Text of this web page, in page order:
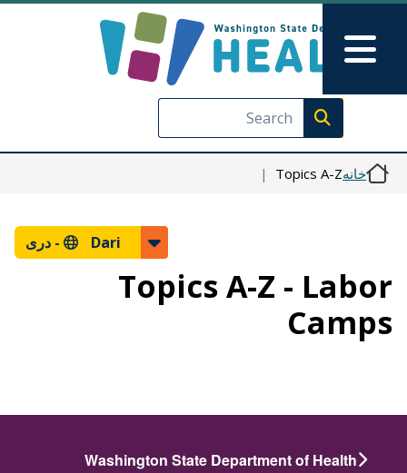
رفتن به محتوای اصلی
Skip to Feedback
Execute search
Main Menu
خانهTopics A-Z
Dari - دری
Topics A-Z - Labor
Camps
Washington State Department of Health